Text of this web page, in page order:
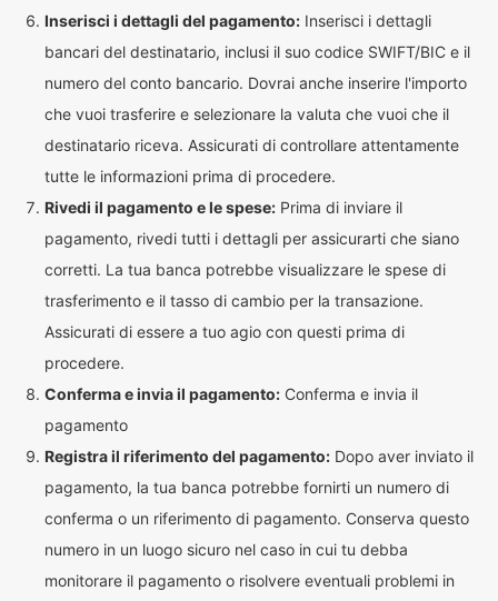
Inserisci i dettagli del pagamento: Inserisci i dettagli
bancari del destinatario, inclusi il suo codice SWIFT/BIC e il
numero del conto bancario. Dovrai anche inserire l'importo
che vuoi trasferire e selezionare la valuta che vuoi che il
destinatario riceva. Assicurati di controllare attentamente
tutte le informazioni prima di procedere.
Rivedi il pagamento e le spese: Prima di inviare il
pagamento, rivedi tutti i dettagli per assicurarti che siano
corretti. La tua banca potrebbe visualizzare le spese di
trasferimento e il tasso di cambio per la transazione.
Assicurati di essere a tuo agio con questi prima di
procedere.
Conferma e invia il pagamento: Conferma e invia il
pagamento
Registra il riferimento del pagamento: Dopo aver inviato il
pagamento, la tua banca potrebbe fornirti un numero di
conferma o un riferimento di pagamento. Conserva questo
numero in un luogo sicuro nel caso in cui tu debba
monitorare il pagamento o risolvere eventuali problemi in